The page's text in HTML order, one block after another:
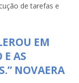
de tarefas e
EM
AS
NOVAERA